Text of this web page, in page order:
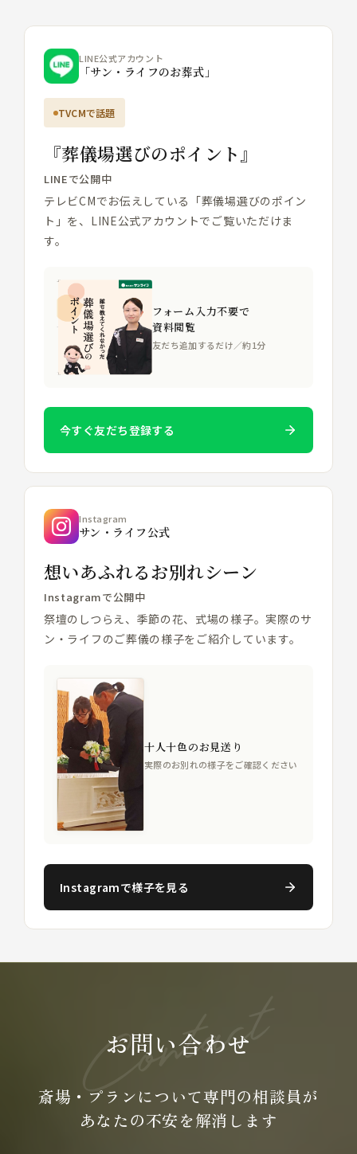
LINE公式アカウント
「サン・ライフのお葬式」
TVCMで話題
『葬儀場選びのポイント』
LINEで公開中
テレビCMでお伝えしている「葬儀場選びのポイン
ト」を、LINE公式アカウントでご覧いただけま
す。
フォーム入力不要で
資料閲覧
友だち追加するだけ／約1分
今すぐ友だち登録する
Instagram
サン・ライフ公式
想いあふれるお別れシーン
Instagramで公開中
祭壇のしつらえ、季節の花、式場の様子。実際のサ
ン・ライフのご葬儀の様子をご紹介しています。
十人十色のお見送り
実際のお別れの様子をご確認ください
Instagramで様子を見る
お問い合わせ
斎場・プランについて専門の相談員が
あなたの不安を解消します